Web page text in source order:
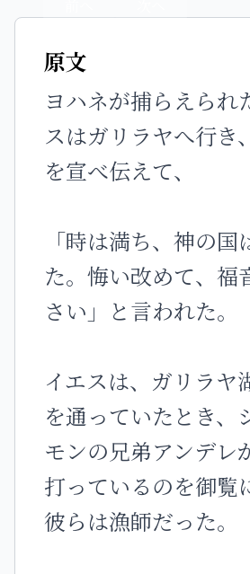
原文
ヨハネが捕らえられ
スはガリラヤへ行き
を宣べ伝えて、
「時は満ち、神の国
た。悔い改めて、福
さい」と言われた。
イエスは、ガリラヤ
を通っていたとき、
モンの兄弟アンデレ
打っているのを御覧
彼らは漁師だった。